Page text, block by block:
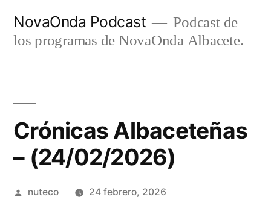
NovaOnda Podcast
Podcast de
los programas de NovaOnda Albacete.
Crónicas Albaceteñas
– (24/02/2026)
Publicada
nuteco 24 febrero, 2026